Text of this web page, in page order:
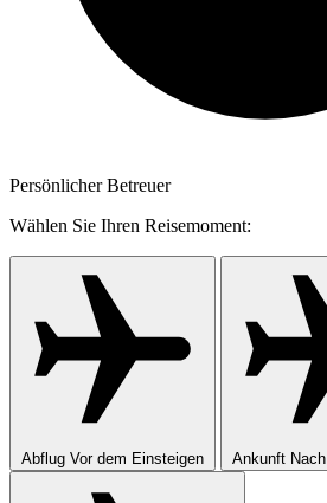
Persönlicher Betreuer
Wählen Sie Ihren Reisemoment:
Abflug Vor dem Einsteigen Ankunft